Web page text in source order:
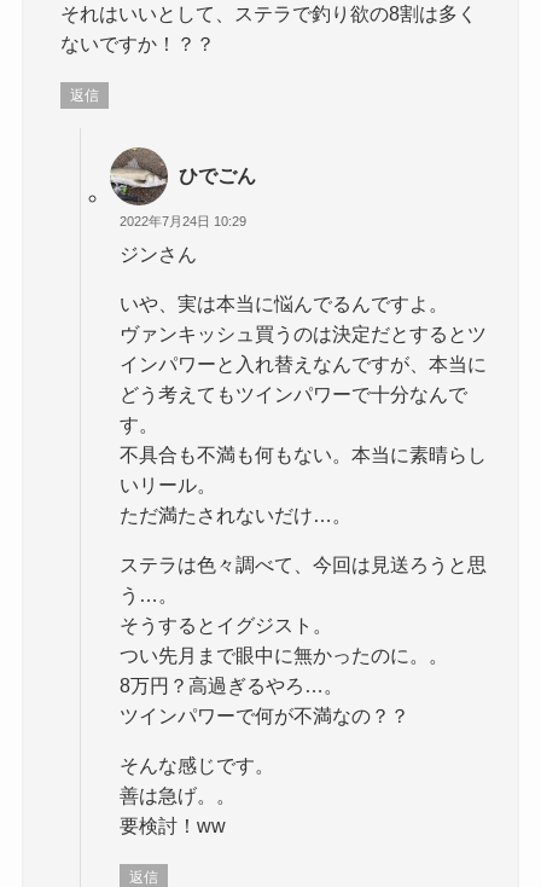
それはいいとして、ステラで釣り欲の8割は多く
ないですか！？？
返信
ひでごん
2022年7月24日 10:29
ジンさん
いや、実は本当に悩んでるんですよ。
ヴァンキッシュ買うのは決定だとするとツ
インパワーと入れ替えなんですが、本当に
どう考えてもツインパワーで十分なんで
す。
不具合も不満も何もない。本当に素晴らし
いリール。
ただ満たされないだけ…。
ステラは色々調べて、今回は見送ろうと思
う…。
そうするとイグジスト。
つい先月まで眼中に無かったのに。。
8万円？高過ぎるやろ…。
ツインパワーで何が不満なの？？
そんな感じです。
善は急げ。。
要検討！ww
返信